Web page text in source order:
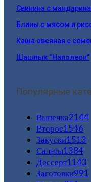
Свинина с
Блины с мясом и
Каша овсяная с
Шашлык “Наполеон”
Популярные
Выпечка2144
Второе1546
Закуски1513
Салаты1384
Дессерт1143
Заготовки991